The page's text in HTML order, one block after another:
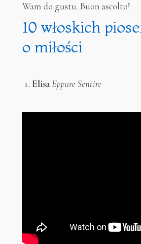
Wam do gustu. Buon ascolto!
10 włoskich
o miłości
ElisaEppure Sentire